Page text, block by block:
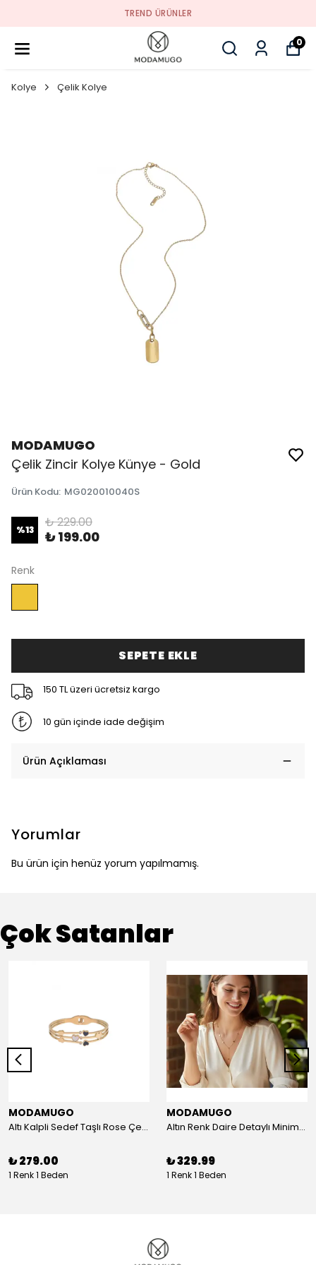
TREND ÜRÜNLER
0
Kolye Çelik Kolye
MODAMUGO
Çelik Zincir Kolye Künye - Gold
Ürün Kodu: MG020010040S
%13 ₺ 229.00
₺ 199.00
Renk
SEPETE EKLE
150 TL üzeri ücretsiz kargo
10 gün içinde iade değişim
Ürün Açıklaması
Yorumlar
Bu ürün için henüz yorum yapılmamış.
Çok Satanlar
MODAMUGO
Altı Kalpli Sedef Taşlı Rose Çelik Kelepçe Bileklik
₺ 279.00
1 Renk 1 Beden
MODAMUGO
Altın Renk Daire Detaylı Minimal Y Çelik Kolye
₺ 329.99
1 Renk 1 Beden